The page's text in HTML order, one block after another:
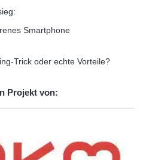
Smartphone
Trick oder echte Vorteile?
Projekt von: